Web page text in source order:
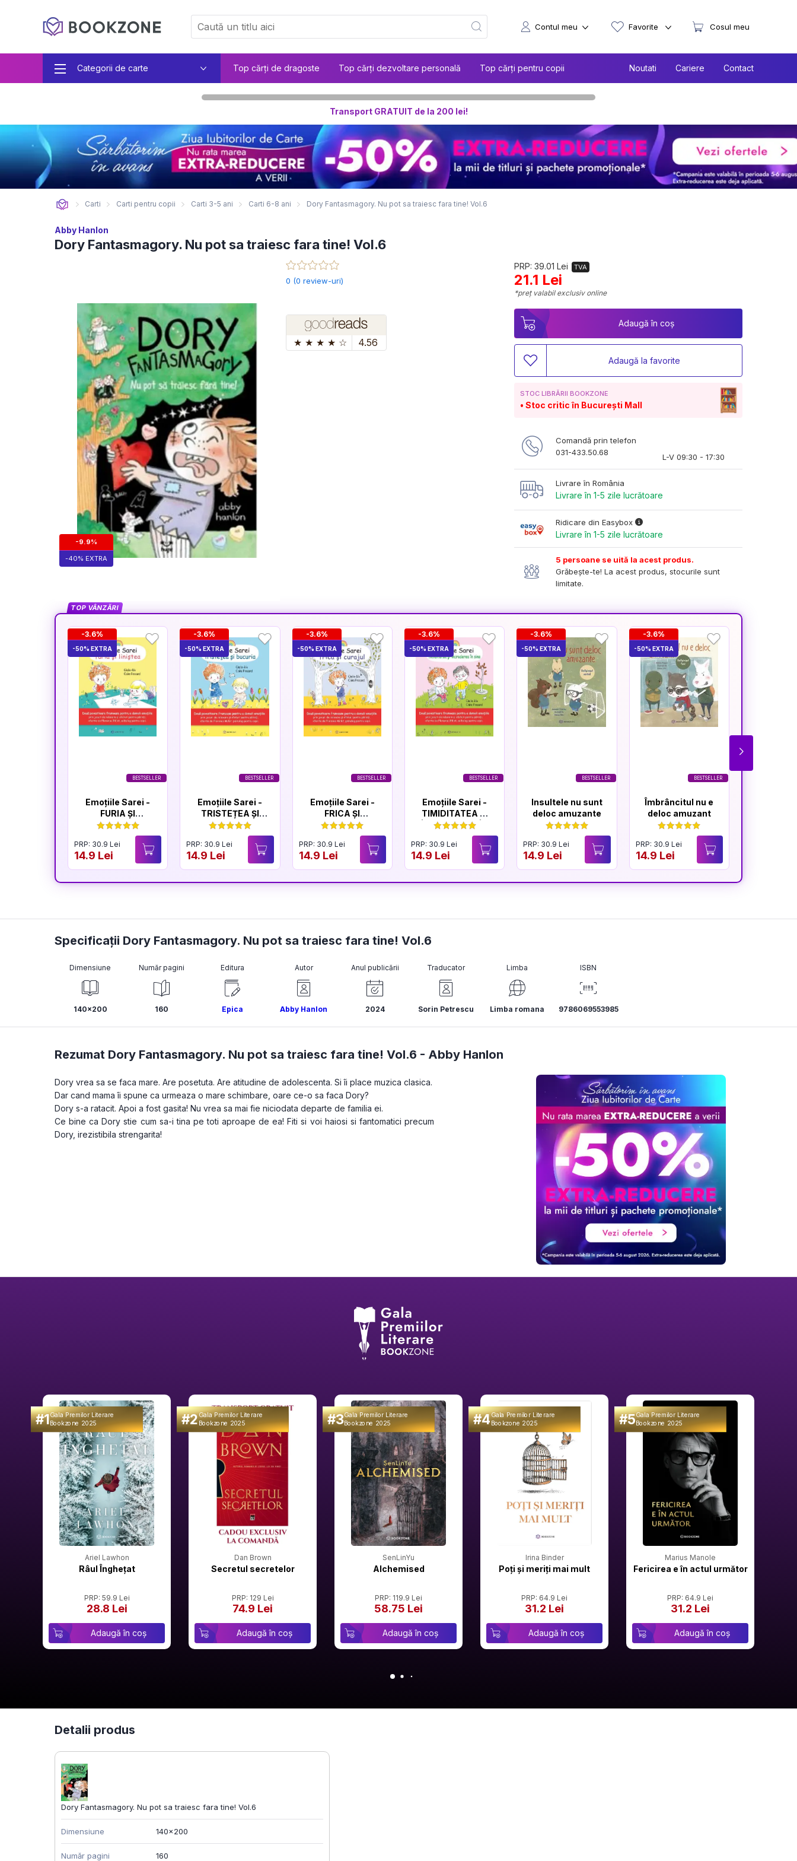
Categorii de carte Top cărți de dragoste Top cărți dezvoltare personală Top cărți pentru copii Noutati Cariere Contact
Contul meu Favorite Cosul meu
Transport GRATUIT de la 200 lei!
Carti Carti pentru copii Carti 3-5 ani Carti 6-8 ani Dory Fantasmagory. Nu pot sa traiesc fara tine! Vol.6
Abby Hanlon
Dory Fantasmagory. Nu pot sa traiesc fara tine! Vol.6
-9.9%
-40% EXTRA
0 (0 review-uri)
PRP: 39.01 Lei TVA
21.1 Lei
*preț valabil exclusiv online
★ ★ ★ ★ ☆ 4.56
Adaugă în coș
Adaugă la favorite
STOC LIBRĂRII BOOKZONE
Stoc critic în București Mall
Comandă prin telefon
031-433.50.68
L-V 09:30 - 17:30
Livrare în România
Livrare în 1-5 zile lucrătoare
Ridicare din Easybox
Livrare în 1-5 zile lucrătoare
5 persoane se uită la acest produs.
Grăbește-te! La acest produs, stocurile sunt
limitate.
TOP VÂNZĂRI
BESTSELLER
-3.6%
-50% EXTRA
Emoțiile Sarei -
FURIA ȘI
LINIȘTEA
PRP: 30.9 Lei
14.9 Lei
BESTSELLER
-3.6%
-50% EXTRA
Emoțiile Sarei -
TRISTEȚEA ȘI
BUCURIA
PRP: 30.9 Lei
14.9 Lei
BESTSELLER
-3.6%
-50% EXTRA
Emoțiile Sarei -
FRICA ȘI
CURAJUL
PRP: 30.9 Lei
14.9 Lei
BESTSELLER
-3.6%
-50% EXTRA
Emoțiile Sarei -
TIMIDITATEA ȘI
ÎNCREDEREA ÎN
PRP: 30.9 Lei
14.9 Lei
BESTSELLER
-3.6%
-50% EXTRA
Insultele nu sunt
deloc amuzante
PRP: 30.9 Lei
14.9 Lei
BESTSELLER
-3.6%
-50% EXTRA
Îmbrâncitul nu e
deloc amuzant
PRP: 30.9 Lei
14.9 Lei
Specificații Dory Fantasmagory. Nu pot sa traiesc fara tine! Vol.6
Dimensiune
140x200
Număr pagini
160
Editura
Epica
Autor
Abby Hanlon
Anul publicării
2024
Traducator
Sorin Petrescu
Limba
Limba romana
ISBN
9786069553985
Rezumat Dory Fantasmagory. Nu pot sa traiesc fara tine! Vol.6 - Abby Hanlon
Dory vrea sa se faca mare. Are posetuta. Are atitudine de adolescenta. Si îi place muzica clasica.
Dar cand mama îi spune ca urmeaza o mare schimbare, oare ce-o sa faca Dory?
Dory s-a ratacit. Apoi a fost gasita! Nu vrea sa mai fie niciodata departe de familia ei.
Ce bine ca Dory stie cum sa-i tina pe toti aproape de ea! Fiti si voi haiosi si fantomatici precum
Dory, irezistibila strengarita!
#1Gala Premilor Literare
Bookzone 2025
Ariel Lawhon
Râul Înghețat
PRP: 59.9 Lei
28.8 Lei
Adaugă în coș
#2Gala Premilor Literare
Bookzone 2025
Dan Brown
Secretul secretelor
PRP: 129 Lei
74.9 Lei
Adaugă în coș
#3Gala Premilor Literare
Bookzone 2025
SenLinYu
Alchemised
PRP: 119.9 Lei
58.75 Lei
Adaugă în coș
#4Gala Premilor Literare
Bookzone 2025
Irina Binder
Poți și meriți mai mult
PRP: 64.9 Lei
31.2 Lei
Adaugă în coș
#5Gala Premilor Literare
Bookzone 2025
Marius Manole
Fericirea e în actul următor
PRP: 64.9 Lei
31.2 Lei
Adaugă în coș
Detalii produs
Dory Fantasmagory. Nu pot sa traiesc fara tine! Vol.6
Dimensiune 140x200
Număr pagini 160